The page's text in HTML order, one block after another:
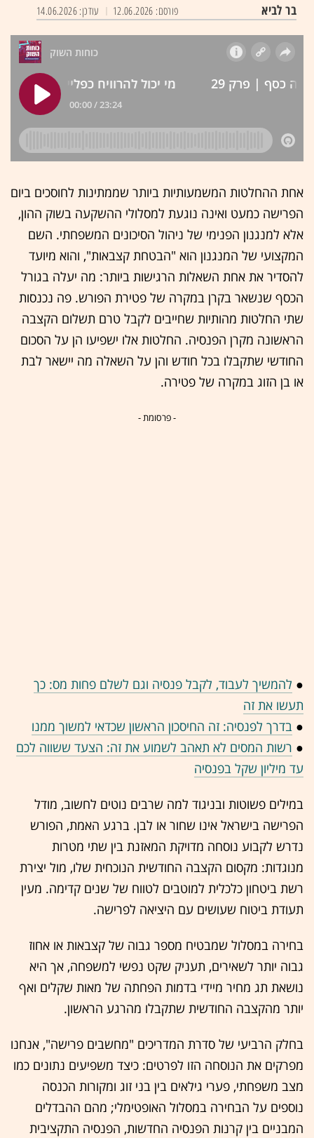
בר לביא עודכן: 14.06.2026 פורסם: 12.06.2026
אחת ההחלטות המשמעותיות ביותר שממתינות לחוסכים ביום
הפרישה כמעט ואינה נוגעת למסלולי ההשקעה בשוק ההון,
אלא למנגנון הפנימי של ניהול הסיכונים המשפחתי. השם
המקצועי של המנגנון הוא "הבטחת קצבאות", והוא מיועד
להסדיר את אחת השאלות הרגישות ביותר: מה יעלה בגורל
הכסף שנשאר בקרן במקרה של פטירת הפורש. פה נכנסות
שתי החלטות מהותיות שחייבים לקבל טרם תשלום הקצבה
הראשונה מקרן הפנסיה. החלטות אלו ישפיעו הן על הסכום
החודשי שתקבלו בכל חודש והן על השאלה מה יישאר לבת
או בן הזוג במקרה של פטירה.
- פרסומת -
● להמשיך לעבוד, לקבל פנסיה וגם לשלם פחות מס: כך
תעשו את זה
● בדרך לפנסיה: זה החיסכון הראשון שכדאי למשוך ממנו
● רשות המסים לא תאהב לשמוע את זה: הצעד ששווה לכם
עד מיליון שקל בפנסיה
במילים פשוטות ובניגוד למה שרבים נוטים לחשוב, מודל
הפרישה בישראל אינו שחור או לבן. ברגע האמת, הפורש
נדרש לקבוע נוסחה מדויקת המאזנת בין שתי מטרות
מנוגדות: מקסום הקצבה החודשית הנוכחית שלו, מול יצירת
רשת ביטחון כלכלית למוטבים לטווח של שנים קדימה. מעין
תעודת ביטוח שעושים עם היציאה לפרישה.
בחירה במסלול שמבטיח מספר גבוה של קצבאות או אחוז
גבוה יותר לשאירים, תעניק שקט נפשי למשפחה, אך היא
נושאת תג מחיר מיידי בדמות הפחתה של מאות שקלים ואף
יותר מהקצבה החודשית שתקבלו מהרגע הראשון.
בחלק הרביעי של סדרת המדריכים "מחשבים פרישה", אנחנו
מפרקים את הנוסחה הזו לפרטים: כיצד משפיעים נתונים כמו
מצב משפחתי, פערי גילאים בין בני זוג ומקורות הכנסה
נוספים על הבחירה במסלול האופטימלי; מהם ההבדלים
המבניים בין קרנות הפנסיה החדשות, הפנסיה התקציבית